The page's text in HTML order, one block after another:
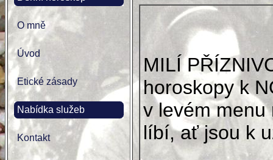
O mně
Úvod
Etické zásady
Nabídka služeb
Kontakt
MILÍ
horoskopy k
v levém menu
líbí, ať jsou k